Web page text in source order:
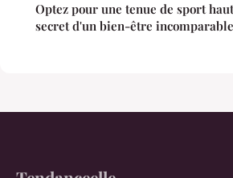
Optez pour une tenue de sport
secret d'un bien-être incomparable